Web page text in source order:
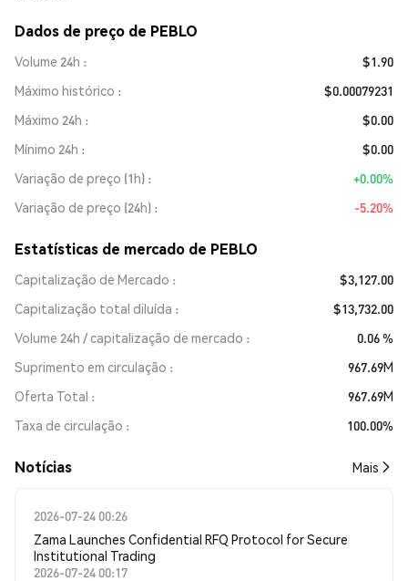
Dados de preço de PEBLO
Volume 24h
$1.90
Máximo histórico
$0.00079231
Máximo 24h
$0.00
Mínimo 24h
$0.00
Variação de preço (1h)
+0.00%
Variação de preço (24h)
-5.20%
Estatísticas de mercado de PEBLO
Capitalização de Mercado
$3,127.00
Capitalização total diluída
$13,732.00
Volume 24h / capitalização de mercado
0.06 %
Suprimento em circulação
967.69M
Oferta Total
967.69M
Taxa de circulação
100.00%
​​Notícias​​ Mais
2026-07-24 00:26
Zama Launches Confidential RFQ Protocol for Secure
Institutional Trading
2026-07-24 00:17